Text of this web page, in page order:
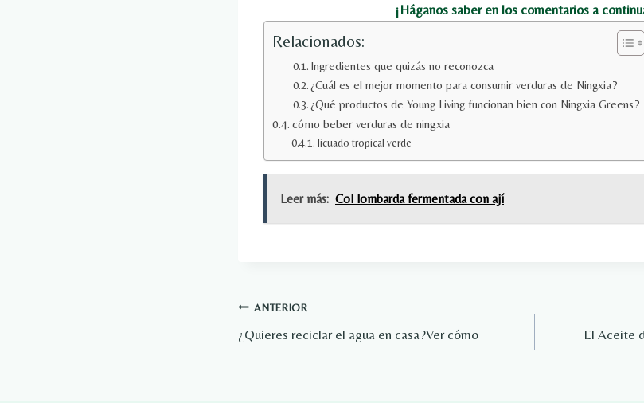
¡Háganos saber en los comentarios a
Relacionados:
Ingredientes que quizás no reconozca
¿Cuál es el mejor momento para consumir verduras de Ningxia?
¿Qué productos de Young Living funcionan bien con Ningxia Greens?
cómo beber verduras de ningxia
licuado tropical verde
Leer más: Col lombarda fermentada con ají
Navegación
de
ANTERIOR
¿Quieres reciclar el agua en casa?Ver cómo
El Aceite